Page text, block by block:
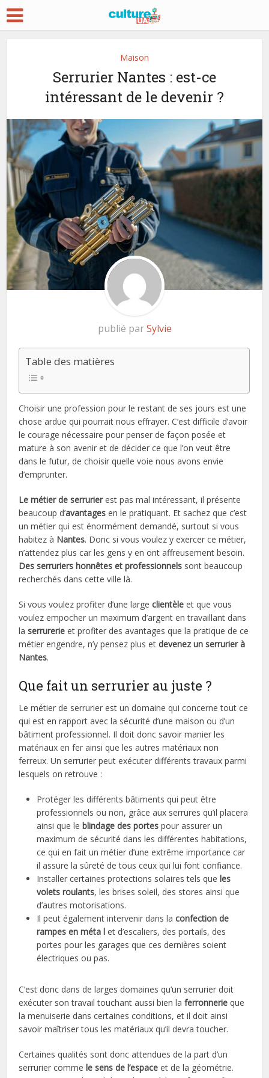
Maison
Serrurier Nantes : est-ce
intéressant de le devenir ?
publié parSylvie
Table des matières
Choisir une profession pour le restant de ses jours est une
chose ardue qui pourrait nous effrayer. C’est difficile d’avoir
le courage nécessaire pour penser de façon posée et
mature à son avenir et de décider ce que l’on veut être
dans le futur, de choisir quelle voie nous avons envie
d’emprunter.
Le métier de serrurierest pas mal intéressant, il présente
beaucoup d’avantagesen le pratiquant. Et sachez que c’est
un métier qui est énormément demandé, surtout si vous
habitez à Nantes. Donc si vous voulez y exercer ce métier,
n’attendez plus car les gens y en ont affreusement besoin.
Des serruriers honnêtes et professionnels sont beaucoup
recherchés dans cette ville là.
Si vous voulez profiter d’une largeclientèleet que vous
voulez empocher un maximum d’argent en travaillant dans
laserrurerie et profiter des avantages que la pratique de ce
métier engendre, n’y pensez plus etdevenez un serrurier à
Nantes.
Que fait un serrurier au juste ?
Le métier de serrurier est un domaine qui concerne tout ce
qui est en rapport avec la sécurité d’une maison ou d’un
bâtiment professionnel. Il doit donc savoir manier les
matériaux en fer ainsi que les autres matériaux non
ferreux. Un serrurier peut exécuter différents travaux parmi
lesquels on retrouve :
Protéger les différents bâtiments qui peut être
professionnels ou non, grâce aux serrures qu’il placera
ainsi que leblindage des portes pour assurer un
maximum de sécurité dans les différentes habitations,
ce qui en fait un métier d’une extrême importance car
il assure la sûreté de tous ceux qui lui font confiance.
Installer certaines protections solaires tels que les
volets roulants, les brises soleil, des stores ainsi que
d’autres motorisations.
Il peut également intervenir dans laconfection de
rampes en méta l et d’escaliers, des portails, des
portes pour les garages que ces dernières soient
électriques ou pas.
C’est donc dans de larges domaines qu’un serrurier doit
exécuter son travail touchant aussi bien laferronnerieque
la menuiserie dans certaines conditions, et il doit ainsi
savoir maîtriser tous les matériaux qu’il devra toucher.
Certaines qualités sont donc attendues de la part d’un
serrurier commele sens de l’espace et de la géométrie.